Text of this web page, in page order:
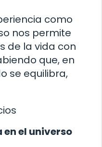
como
nos permite
de la vida con
que, en
se equilibra,
el universo